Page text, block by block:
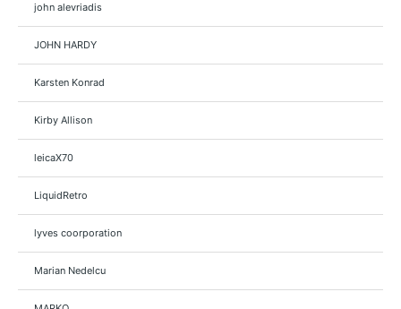
john alevriadis
JOHN HARDY
Karsten Konrad
Kirby Allison
leicaX70
LiquidRetro
lyves coorporation
Marian Nedelcu